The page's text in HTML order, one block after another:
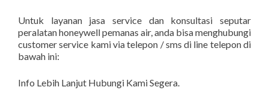
Untuk layanan jasa service dan konsultasi seputar
peralatan honeywell pemanas air, anda bisa menghubungi
customer service kami via telepon / sms di line telepon di
bawah ini:
Info Lebih Lanjut Hubungi Kami Segera.